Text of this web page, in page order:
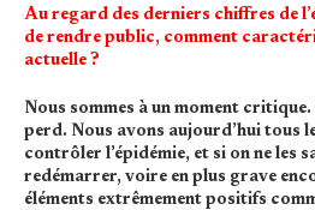
Au regard des derniers chiffres de
de rendre public, comment
actuelle ?
Nous sommes à un moment
perd. Nous avons aujourd’hui tous
contrôler l’épidémie, et si on ne les
redémarrer, voire en plus grave
éléments extrêmement positifs